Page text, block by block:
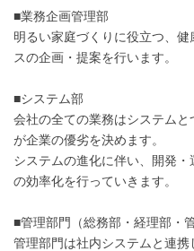
■業務企画管理部
明るい家庭づくりに役立つ、
スの企画・提案を行います。
■システム部
会社の全ての業務はシステム
が企業の優劣を決めます。
システムの進化に伴い、開発
の効率化を行っていきます。
■管理部門（総務部・経理部・管
管理部門は社内システムと連